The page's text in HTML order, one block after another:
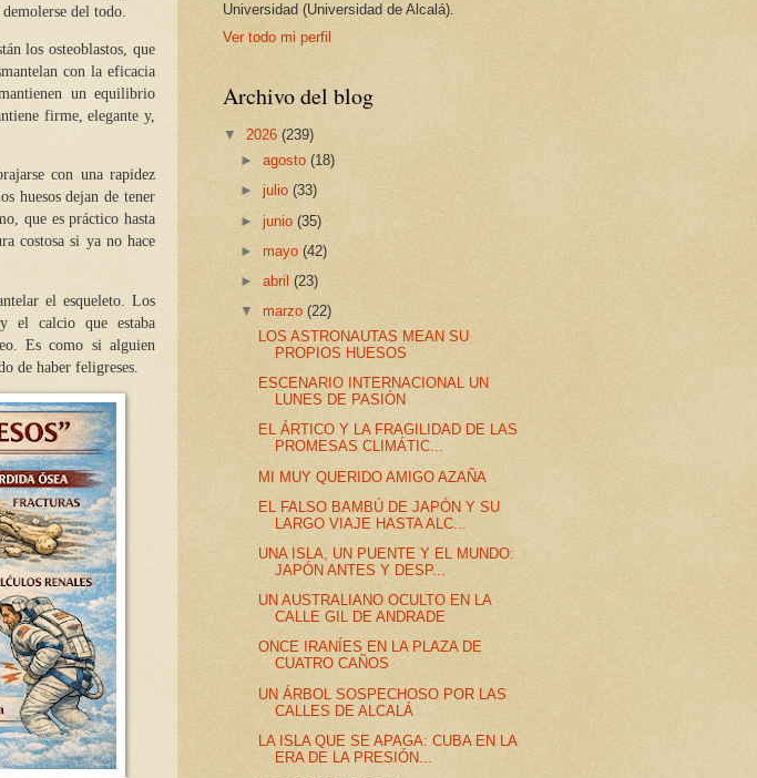
del todo.
los osteoblastos, que
con la eficacia
un equilibrio
firme, elegante y,
con una rapidez
huesos dejan de tener
que es práctico hasta
costosa si ya no hace
el esqueleto. Los
el calcio que estaba
Es como si alguien
de haber feligreses.
Universidad (Universidad de Alcalá).
Ver todo mi perfil
Archivo del blog
▼ 2026 (239)
►agosto(18)
►julio(33)
►junio(35)
►mayo(42)
►abril(23)
▼marzo(22)
LOS ASTRONAUTAS MEAN SU
PROPIOS HUESOS
ESCENARIO INTERNACIONAL UN
LUNES DE PASIÓN
EL ÁRTICO Y LA FRAGILIDAD DE LAS
PROMESAS CLIMÁTIC...
MI MUY QUERIDO AMIGO AZAÑA
EL FALSO BAMBÚ DE JAPÓN Y SU
LARGO VIAJE HASTA ALC...
UNA ISLA, UN PUENTE Y EL MUNDO:
JAPÓN ANTES Y DESP...
UN AUSTRALIANO OCULTO EN LA
CALLE GIL DE ANDRADE
ONCE IRANÍES EN LA PLAZA DE
CUATRO CAÑOS
UN ÁRBOL SOSPECHOSO POR LAS
CALLES DE ALCALÁ
LA ISLA QUE SE APAGA: CUBA EN LA
ERA DE LA PRESIÓN...